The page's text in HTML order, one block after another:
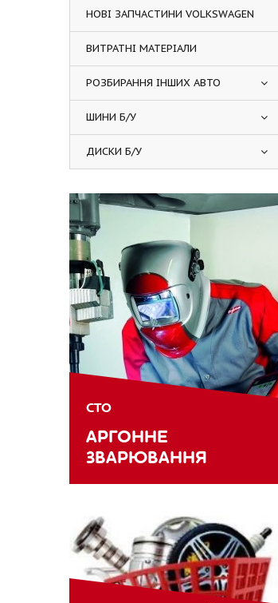
НОВІ ЗАПЧАСТИНИ VOLKSWAGEN
ВИТРАТНІ МАТЕРІАЛИ
РОЗБИРАННЯ ІНШИХ АВТО
ШИНИ Б/У
ДИСКИ Б/У
СТО
АРГОННЕ
ЗВАРЮВАННЯ